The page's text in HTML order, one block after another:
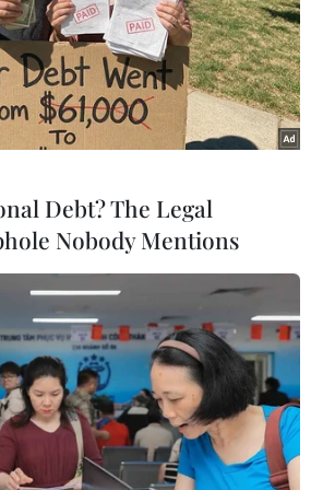
VietnamPlus giải mã ngay
sau đây!
NGHE
–
xưa
Trà ướp sen Tây Hồ -
tinh hoa mỹ vị của người
Hà Nội
Hàng trăm năm nay,
Debt? The Legal
Nobody Mentions